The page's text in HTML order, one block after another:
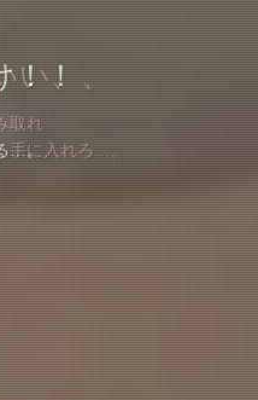
い、、
取れ
手に入れろ…。
…。
知らない
こに…。
！！
…。
い、、
取れ
手に入れろ…。